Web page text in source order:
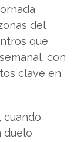
del
que
con
clave en
, cuando
duelo